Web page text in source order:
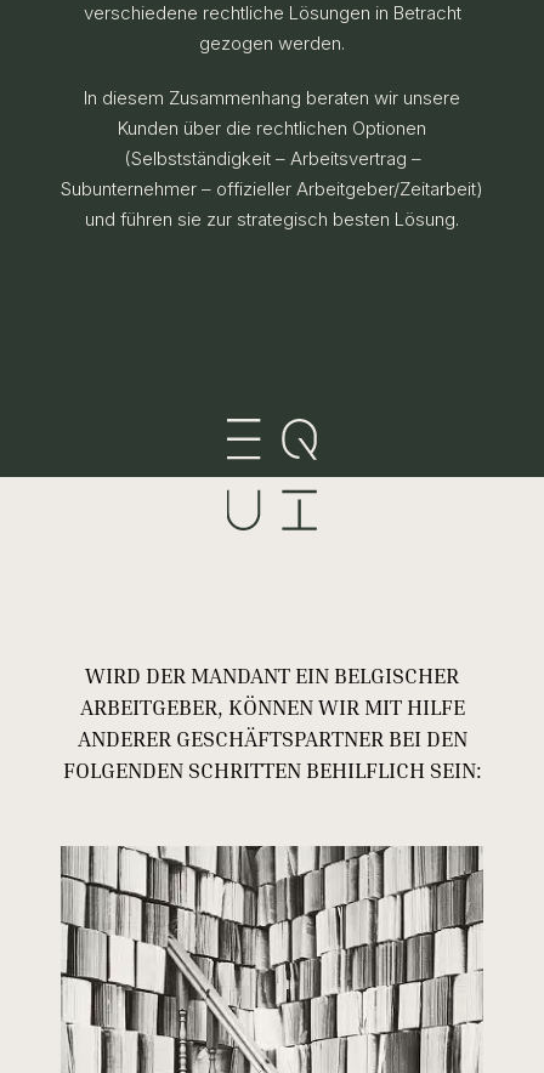
verschiedene rechtliche Lösungen in Betracht
gezogen werden.
In diesem Zusammenhang beraten wir unsere
Kunden über die rechtlichen Optionen
(Selbstständigkeit – Arbeitsvertrag –
Subunternehmer – offizieller Arbeitgeber/Zeitarbeit)
und führen sie zur strategisch besten Lösung.
WIRD DER MANDANT EIN BELGISCHER
ARBEITGEBER, KÖNNEN WIR MIT HILFE
ANDERER GESCHÄFTSPARTNER BEI DEN
FOLGENDEN SCHRITTEN BEHILFLICH SEIN: